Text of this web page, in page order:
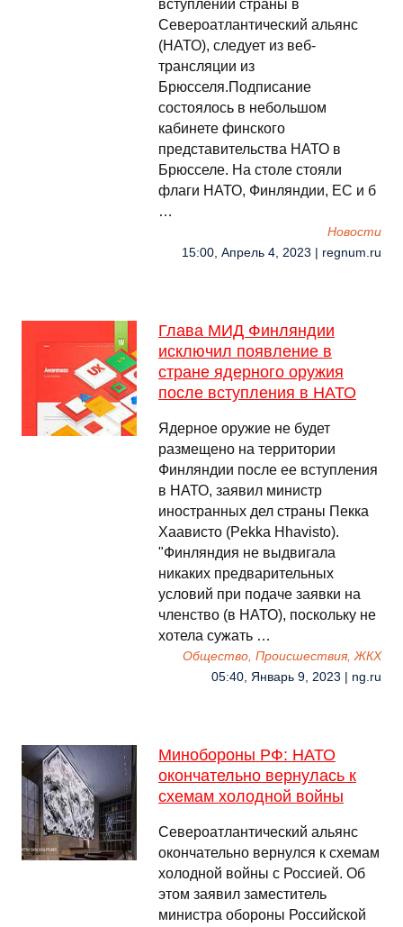
вступлении страны в
Североатлантический альянс
(НАТО), следует из веб-
трансляции из
Брюсселя.Подписание
состоялось в небольшом
кабинете финского
представительства НАТО в
Брюсселе. На столе стояли
флаги НАТО, Финляндии, ЕС и б
…
Новости
15:00, Апрель 4, 2023 | regnum.ru
Глава МИД Финляндии
исключил появление в
стране ядерного оружия
после вступления в НАТО
Ядерное оружие не будет
размещено на территории
Финляндии после ее вступления
в НАТО, заявил министр
иностранных дел страны Пекка
Хаависто (Pekka Hhavisto).
"Финляндия не выдвигала
никаких предварительных
условий при подаче заявки на
членство (в НАТО), поскольку не
хотела сужать …
Общество, Происшествия, ЖКХ
05:40, Январь 9, 2023 | ng.ru
Минобороны РФ: НАТО
окончательно вернулась к
схемам холодной войны
Североатлантический альянс
окончательно вернулся к схемам
холодной войны с Россией. Об
этом заявил заместитель
министра обороны Российской